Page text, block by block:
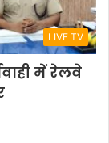
LIVE TV
में रेलवे